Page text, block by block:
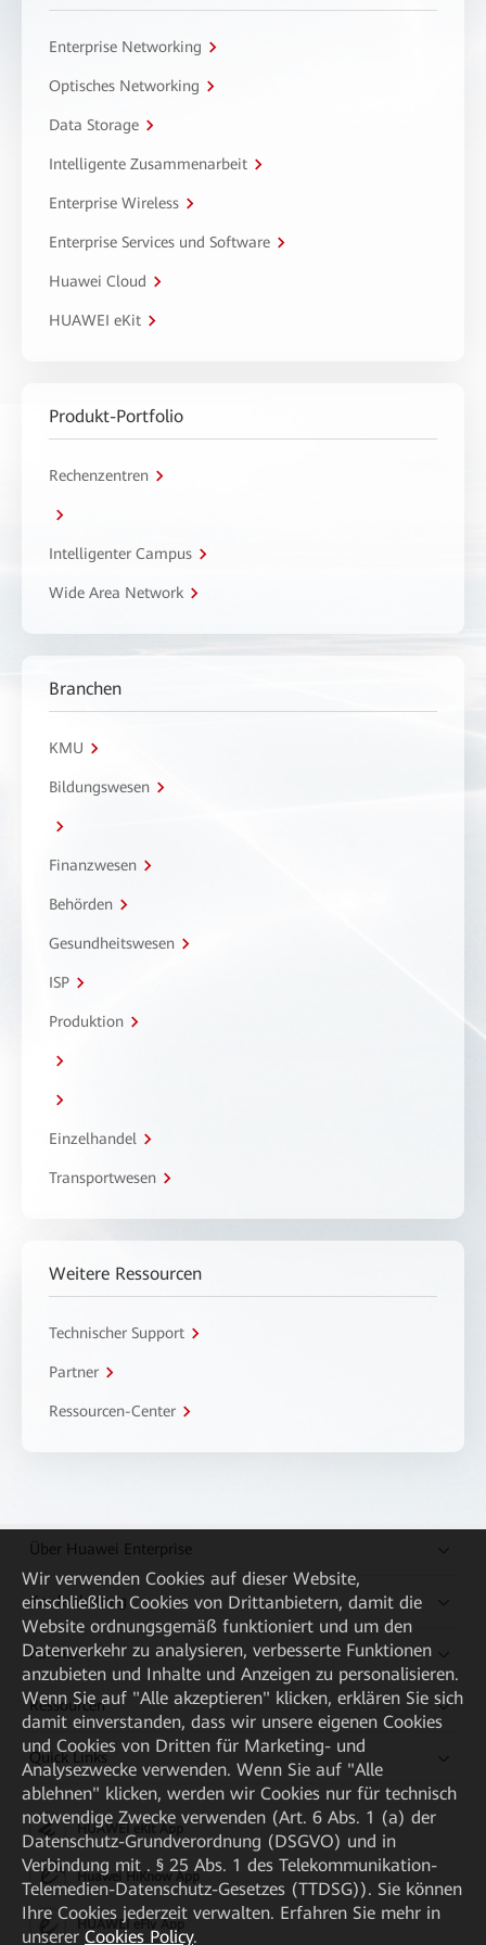
Enterprise Networking
Optisches Networking
Data Storage
Intelligente Zusammenarbeit
Enterprise Wireless
Enterprise Services und Software
Huawei Cloud
HUAWEI eKit
Produkt-Portfolio
Rechenzentren
Intelligenter Campus
Wide Area Network
Branchen
KMU
Bildungswesen
Finanzwesen
Behörden
Gesundheitswesen
ISP
Produktion
Einzelhandel
Transportwesen
Weitere Ressourcen
Technischer Support
Partner
Ressourcen-Center
Über Huawei Enterprise
Kaufanleitung
Partner
Ressourcen
Quick Links
HUAWEI eKit App
Huawei HiKnow App
HUAWEI eFly App
Wir verwenden Cookies auf dieser Website,
einschließlich Cookies von Drittanbietern, damit die
Website ordnungsgemäß funktioniert und um den
Datenverkehr zu analysieren, verbesserte Funktionen
anzubieten und Inhalte und Anzeigen zu personalisieren.
Wenn Sie auf "Alle akzeptieren" klicken, erklären Sie sich
damit einverstanden, dass wir unsere eigenen Cookies
und Cookies von Dritten für Marketing- und
Analysezwecke verwenden. Wenn Sie auf "Alle
ablehnen" klicken, werden wir Cookies nur für technisch
notwendige Zwecke verwenden (Art. 6 Abs. 1 (a) der
Datenschutz-Grundverordnung (DSGVO) und in
Verbindung mit . § 25 Abs. 1 des Telekommunikation-
Telemedien-Datenschutz-Gesetzes (TTDSG)). Sie können
Ihre Cookies jederzeit verwalten. Erfahren Sie mehr in
unserer Cookies Policy.